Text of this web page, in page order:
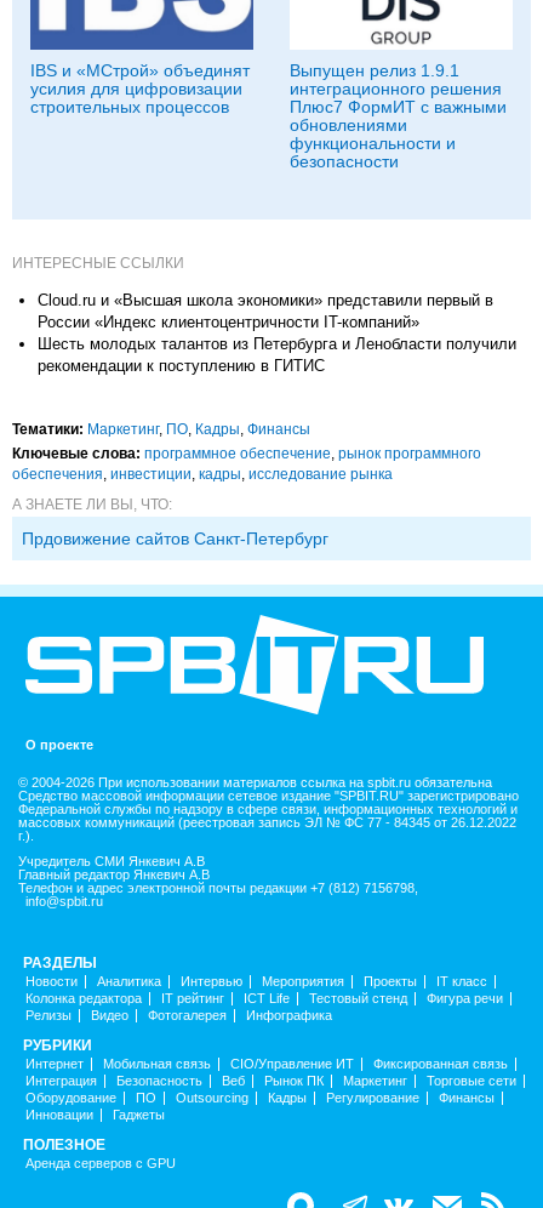
IBS и «МСтрой» объединят
усилия для цифровизации
строительных процессов
Выпущен релиз 1.9.1
интеграционного решения
Плюс7 ФормИТ с важными
обновлениями
функциональности и
безопасности
ИНТЕРЕСНЫЕ ССЫЛКИ
Cloud.ru и «Высшая школа экономики» представили первый в
России «Индекс клиентоцентричности IT-компаний»
Шесть молодых талантов из Петербурга и Ленобласти получили
рекомендации к поступлению в ГИТИС
Тематики: Маркетинг, ПО Кадры Финансы
Ключевые слова: программное обеспечение рынок программного
обеспечения инвестиции кадры исследование рынка
А ЗНАЕТЕ ЛИ ВЫ, ЧТО:
Прдовижение сайтов Санкт-Петербург
О проекте
© 2004-2026 При использовании материалов ссылка на spbit.ru обязательна
Средство массовой информации сетевое издание "SPBIT.RU" зарегистрировано
Федеральной службы по надзору в сфере связи, информационных технологий и
массовых коммуникаций (реестровая запись ЭЛ № ФС 77 - 84345 от 26.12.2022
г.).
Учредитель СМИ Янкевич А.В
Главный редактор Янкевич А.В
Телефон и адрес электронной почты редакции +7 (812) 7156798,
info@spbit.ru
РАЗДЕЛЫ
Новости Аналитика Интервью Мероприятия Проекты
IT класс
Колонка редактора
IT рейтинг ICT Life Тестовый стенд
Фигура речи
Релизы
Видео Фотогалерея Инфографика
РУБРИКИ
Интернет Мобильная связь CIO/Управление ИТ
Фиксированная связь
Интеграция
Безопасность Веб Рынок ПК Маркетинг
Торговые сети
Оборудование
ПО Outsourcing Кадры Регулирование
Финансы
Инновации
Гаджеты
ПОЛЕЗНОЕ
Аренда серверов с GPU